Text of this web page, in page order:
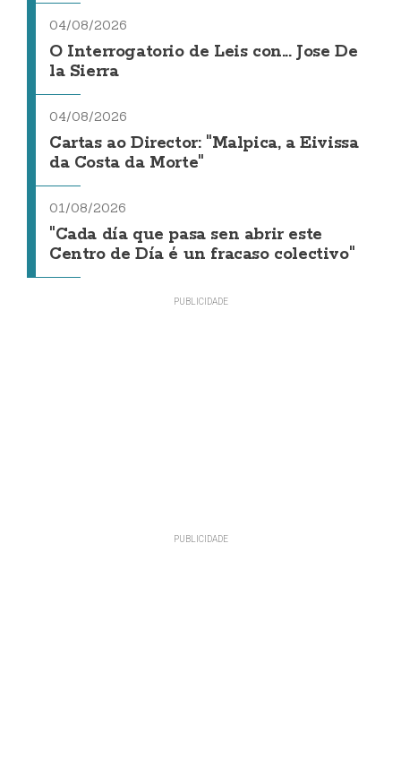
04/08/2026
O Interrogatorio de Leis con... Jose De
la Sierra
04/08/2026
Cartas ao Director: "Malpica, a Eivissa
da Costa da Morte"
01/08/2026
"Cada día que pasa sen abrir este
Centro de Día é un fracaso colectivo"